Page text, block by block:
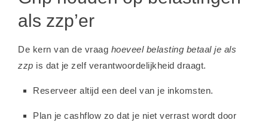
als zzp’er
De kern van de vraag hoeveel belasting betaal je als
zzp is dat je zelf verantwoordelijkheid draagt.
Reserveer altijd een deel van je inkomsten.
Plan je cashflow zo dat je niet verrast wordt door